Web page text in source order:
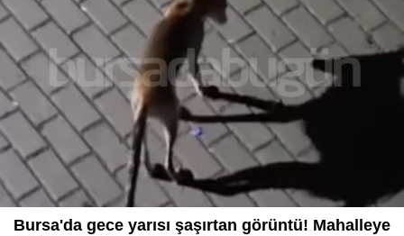
Bursa'da gece yarısı şaşırtan görüntü! Mahalleye